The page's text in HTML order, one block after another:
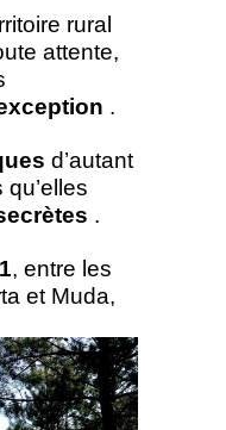
rural
attente,
.
d’autant
.
, entre les
et Muda,